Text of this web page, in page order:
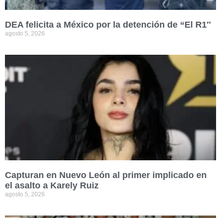
DEA felicita a México por la detención de “El R1″
agosto 5, 2026
Capturan en Nuevo León al primer implicado en
el asalto a Karely Ruiz
agosto 5, 2026